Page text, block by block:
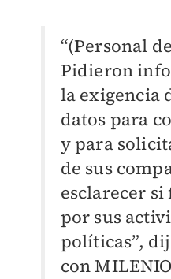
“(Personal
Pidieron
la exigencia
datos para
y para
de sus
esclarecer
por sus
políticas”,
con